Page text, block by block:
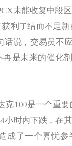
未能收复中段
利了结而不是
话说，交易员不
是未来的催化
100是一个重要
小时内下跌，在
成了一个喜忧